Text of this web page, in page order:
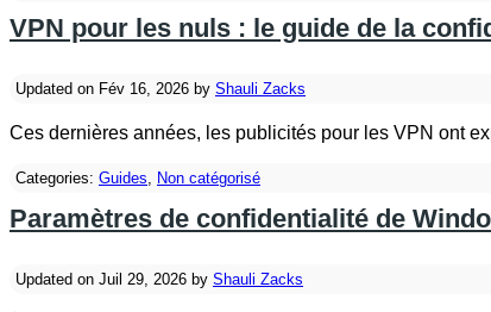
VPN pour les nuls : le guide de la
Updated on Fév 16, 2026 by Shauli Zacks
Ces dernières années, les publicités pour les VPN ont
Categories: Guides, Non catégorisé
Paramètres de confidentialité de
Updated on Juil 29, 2026 by Shauli Zacks